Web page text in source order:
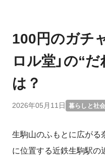
100円のガチ
ロル堂」の“
は？
2026年05月11日 暮らしと社会
生駒山のふもとに広がる
に位置する近鉄生駒駅の